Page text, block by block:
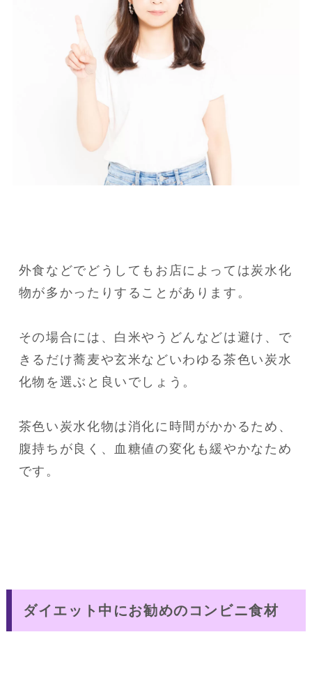
外食などでどうしてもお店によっては炭水化
物が多かったりすることがあります。
その場合には、白米やうどんなどは避け、で
きるだけ蕎麦や玄米などいわゆる茶色い炭水
化物を選ぶと良いでしょう。
茶色い炭水化物は消化に時間がかかるため、
腹持ちが良く、血糖値の変化も緩やかなため
です。
ダイエット中にお勧めのコンビニ食材